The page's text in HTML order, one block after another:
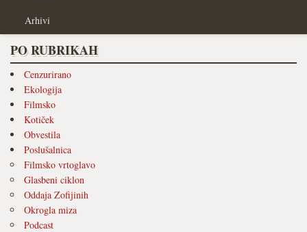
Arhivi
PO RUBRIKAH
Cenzurirano
Ekologija
Filmsko
Kotiček
Obvestila
Poslušalnica
Filmsko vrtoglavo
Glasbeni ciklon
Oddaja Zofijinih
Okrogla miza
Podcast